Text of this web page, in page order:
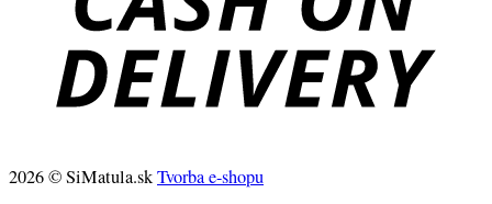
2026 © SiMatula.skTvorba e-shopu